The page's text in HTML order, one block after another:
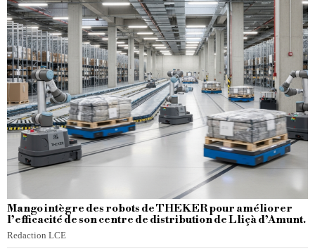
Mango intègre des robots de THEKER pour améliorer
l’efficacité de son centre de distribution de Lliçà d’Amunt.
Redaction LCE